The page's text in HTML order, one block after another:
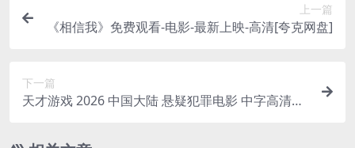
上一篇
《相信我》免费观看-电影-最新上映-高清[夸克网盘]
下一篇
天才游戏 2026 中国大陆 悬疑犯罪电影 中字高清在